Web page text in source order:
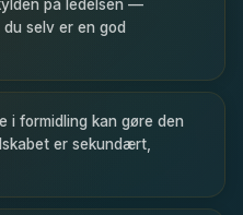
på ledelsen —
selv er en god
i formidling kan gøre den
er sekundært,